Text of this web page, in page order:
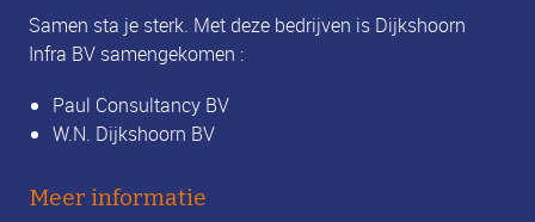
Samen sta je sterk. Met deze bedrijven is Dijkshoorn
Infra BV samengekomen :
Paul Consultancy BV
W.N. Dijkshoorn BV
Meer informatie